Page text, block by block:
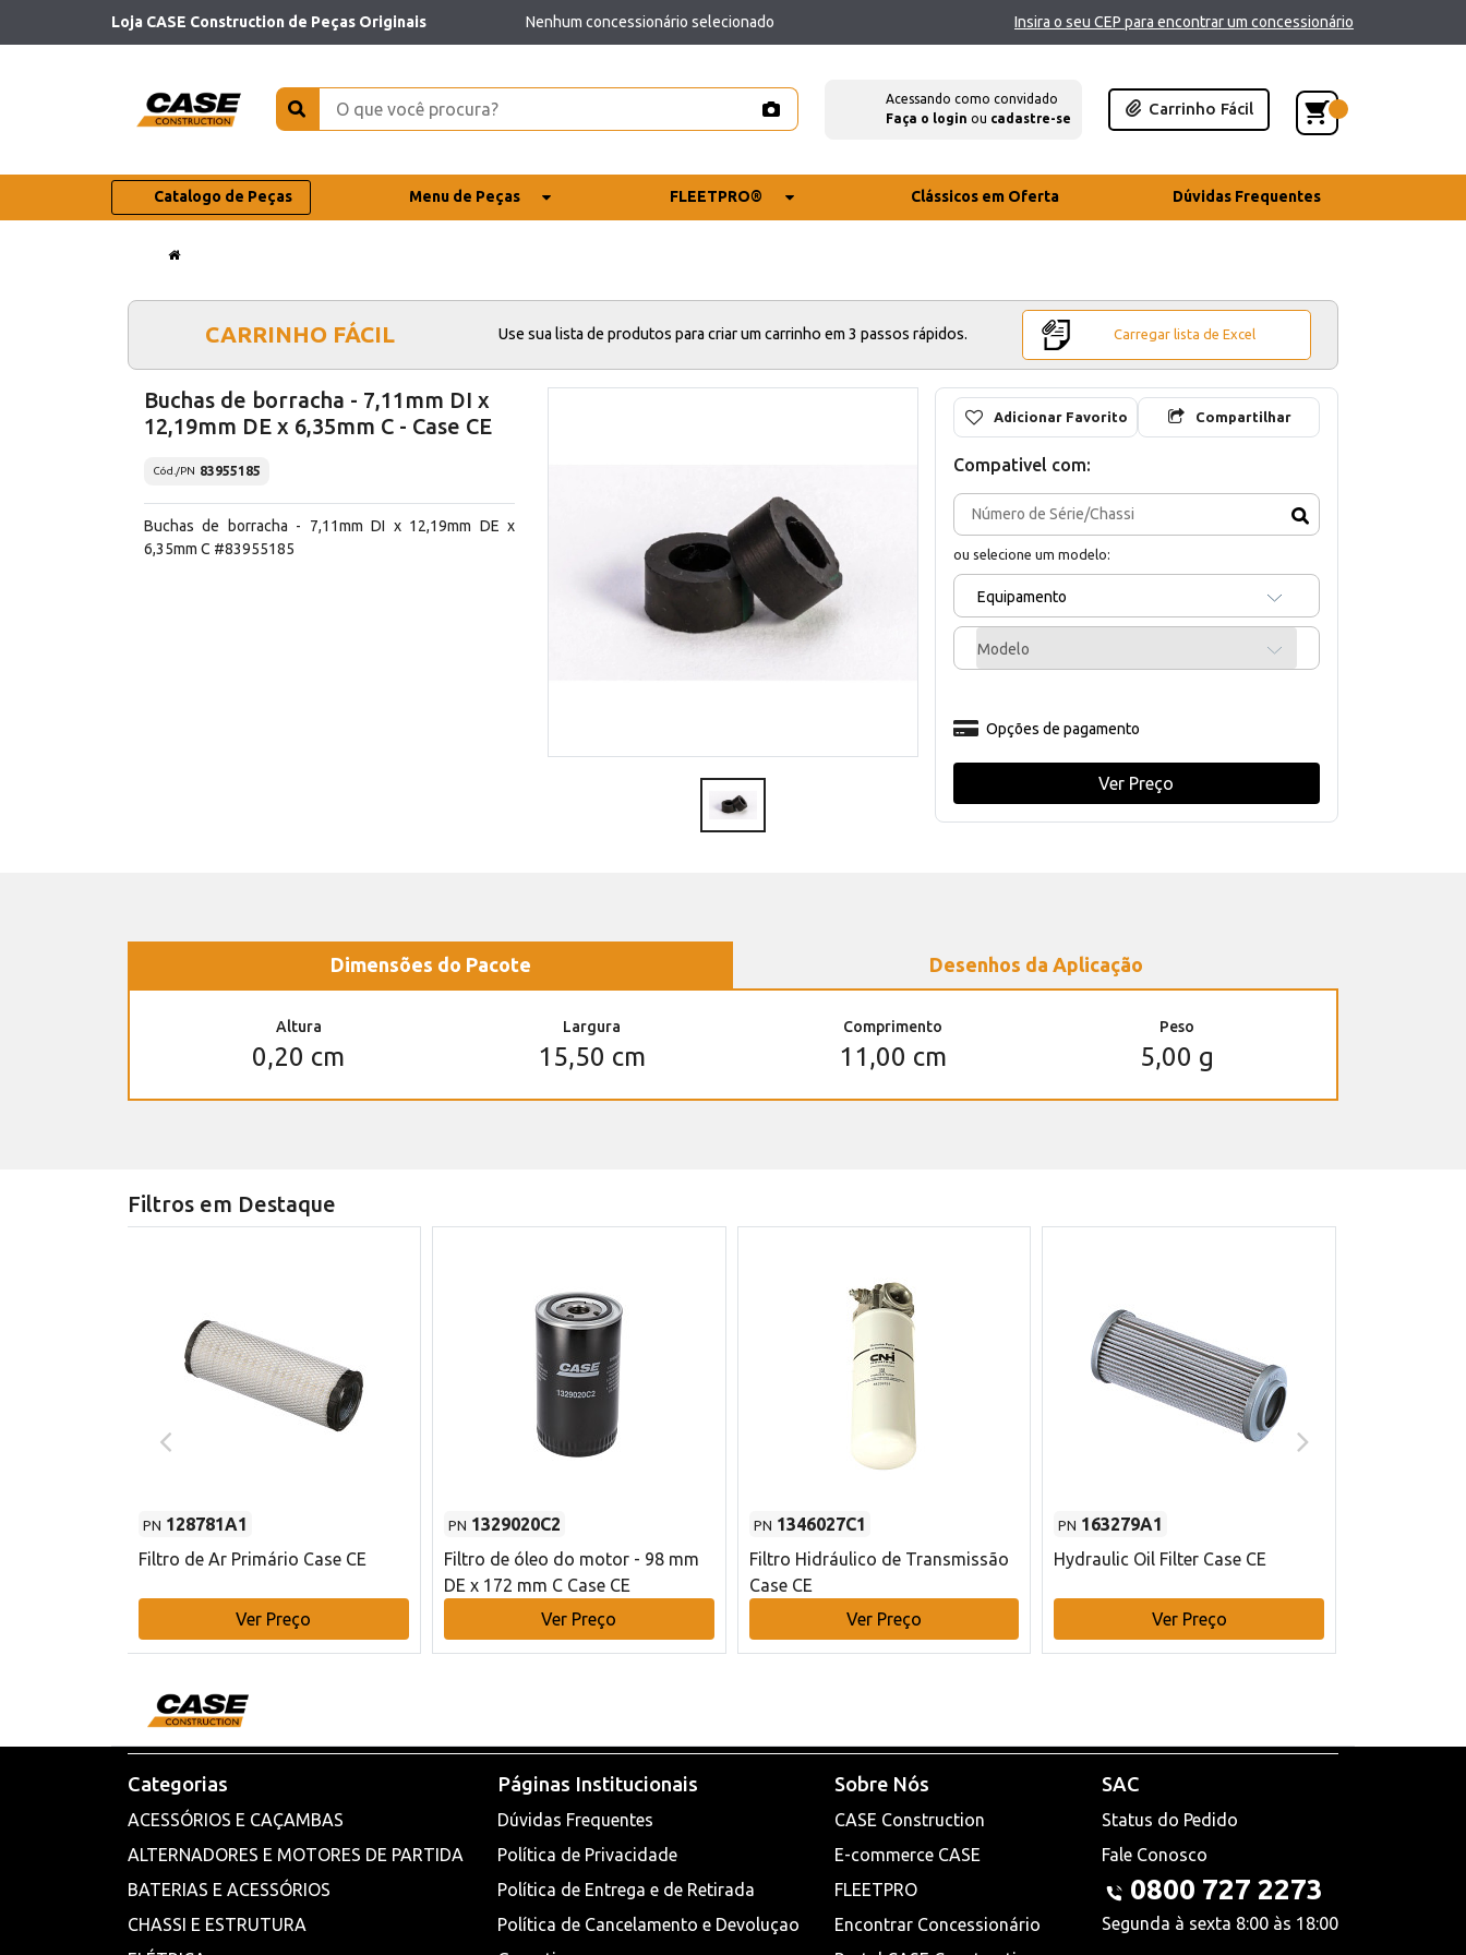
Loja CASE Construction de Peças Originais Nenhum concessionário selecionado Insira o seu CEP para encontrar um concessionário
Acessando como convidado
Faça o login ou cadastre-se
Carrinho Fácil
Catalogo de Peças Menu de Peças FLEETPRO® Clássicos em Oferta Dúvidas Frequentes
CARRINHO FÁCIL Use sua lista de produtos para criar um carrinho em 3 passos rápidos. Carregar lista de Excel
Buchas de borracha - 7,11mm DI x
12,19mm DE x 6,35mm C - Case CE
Cód./PN 83955185
Buchas de borracha - 7,11mm DI x 12,19mm DE x
6,35mm C #83955185
Adicionar Favorito Compartilhar
Compativel com:
ou selecione um modelo:
Equipamento
Modelo
Opções de pagamento
Ver Preço
Dimensões do Pacote Desenhos da Aplicação
Altura
0,20 cm
Largura
15,50 cm
Comprimento
11,00 cm
Peso
5,00 g
Filtros em Destaque
PN 128781A1
Filtro de Ar Primário Case CE
Ver Preço
PN 1329020C2
Filtro de óleo do motor - 98 mm
DE x 172 mm C Case CE
Ver Preço
PN 1346027C1
Filtro Hidráulico de Transmissão
Case CE
Ver Preço
PN 163279A1
Hydraulic Oil Filter Case CE
Ver Preço
Categorias
ACESSÓRIOS E CAÇAMBAS
ALTERNADORES E MOTORES DE PARTIDA
BATERIAS E ACESSÓRIOS
CHASSI E ESTRUTURA
Páginas Institucionais
Dúvidas Frequentes
Política de Privacidade
Política de Entrega e de Retirada
Política de Cancelamento e Devoluçao
Sobre Nós
CASE Construction
E-commerce CASE
FLEETPRO
Encontrar Concessionário
SAC
Status do Pedido
Fale Conosco
0800 727 2273
Segunda à sexta 8:00 às 18:00